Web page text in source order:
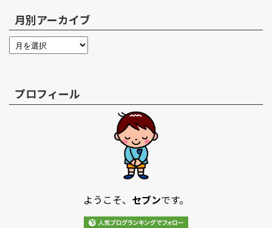
月別アーカイブ
プロフィール
ようこそ、 セブンです。